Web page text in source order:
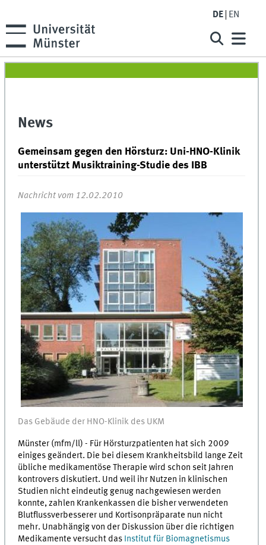
DE EN
News
Gemeinsam gegen den Hörsturz: Uni-HNO-Klinik
unterstützt Musiktraining-Studie des IBB
Nachricht vom 12.02.2010
Das Gebäude der HNO-Klinik des UKM
Münster (mfm/ll) - Für Hörsturzpatienten hat sich 2009
einiges geändert. Die bei diesem Krankheitsbild lange Zeit
übliche medikamentöse Therapie wird schon seit Jahren
kontrovers diskutiert. Und weil ihr Nutzen in klinischen
Studien nicht eindeutig genug nachgewiesen werden
konnte, zahlen Krankenkassen die bisher verwendeten
Blutflussverbesserer und Kortisonpräparate nun nicht
mehr. Unabhängig von der Diskussion über die richtigen
Medikamente versucht das Institut für Biomagnetismus